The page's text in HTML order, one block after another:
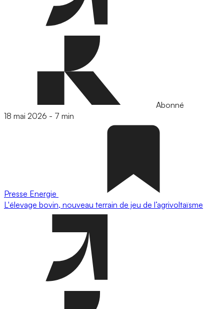
Abonné
18 mai 2026 - 7 min
Presse Energie
L'élevage bovin, nouveau terrain de jeu de l’agrivoltaïsme